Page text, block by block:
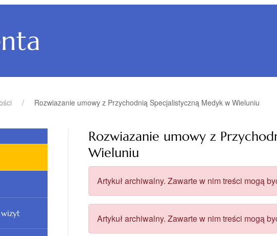
Rozwiazanie umowy z Przychodnią Specjalistyczną Medyk w Wieluniu
Rozwiazanie umowy z
Wieluniu
Artykuł archiwalny. Zawarte w nim treści mogą
Artykuł archiwalny. Zawarte w nim treści mogą